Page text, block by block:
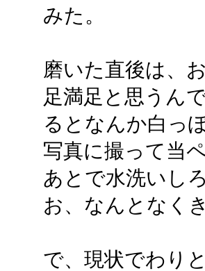
みた。
磨いた直後は、
足満足と思うん
るとなんか白っ
写真に撮って当
あとで水洗いし
お、なんとなく
で、現状でわり